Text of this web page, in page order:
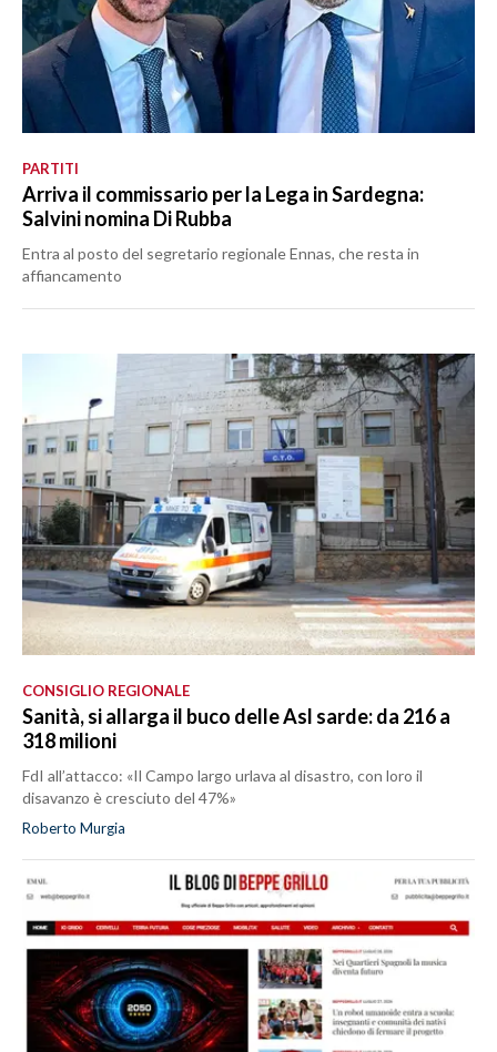
PARTITI
Arriva il commissario per la Lega in Sardegna:
Salvini nomina Di Rubba
Entra al posto del segretario regionale Ennas, che resta in
affiancamento
CONSIGLIO REGIONALE
Sanità, si allarga il buco delle Asl sarde: da 216 a
318 milioni
FdI all’attacco: «Il Campo largo urlava al disastro, con loro il
disavanzo è cresciuto del 47%»
Roberto Murgia